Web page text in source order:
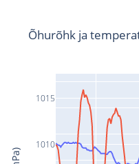
1010
1015
Õhurõhk ja